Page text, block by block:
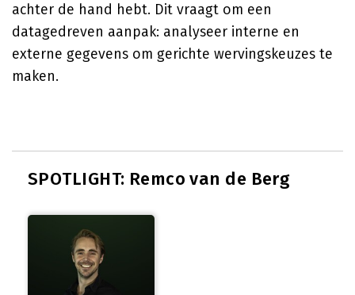
achter de hand hebt. Dit vraagt om een
datagedreven aanpak: analyseer interne en
externe gegevens om gerichte wervingskeuzes te
maken.
SPOTLIGHT: Remco van de Berg